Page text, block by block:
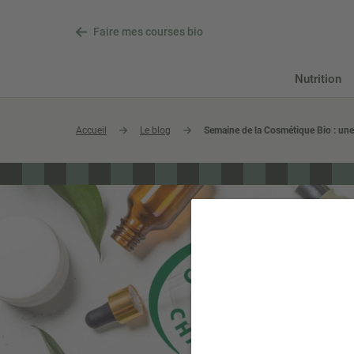
Faire mes courses bio
Nutrition
Accueil Le blog Semaine de la Cosmétique Bio :